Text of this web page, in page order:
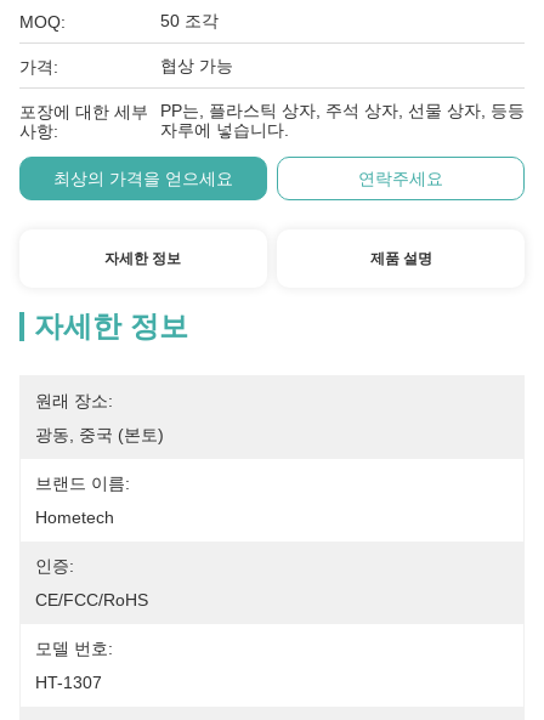
MOQ: 50 조각
가격: 협상 가능
포장에 대한 세부
사항:
PP는, 플라스틱 상자, 주석 상자, 선물 상자, 등등
자루에 넣습니다.
최상의 가격을 얻으세요 연락주세요
자세한 정보 제품 설명
자세한 정보
원래 장소:
광동, 중국 (본토)
브랜드 이름:
Hometech
인증:
CE/FCC/RoHS
모델 번호:
HT-1307